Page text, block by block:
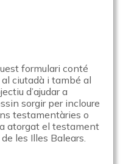
formulari conté
ciutadà i també al
d’ajudar a
sorgir per incloure
testamentàries o
atorgat el testament
les Illes Balears.